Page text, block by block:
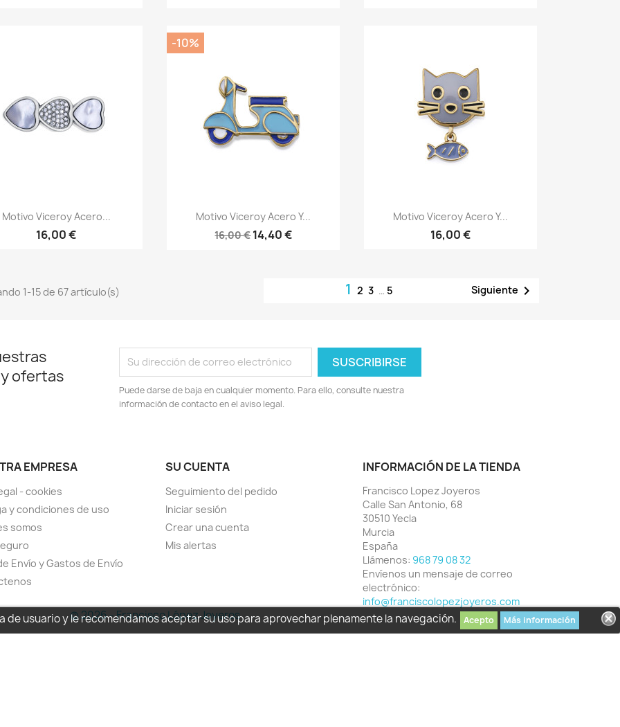
usuario y le recomendamos aceptar su uso para aprovechar plenamente la navegación. Acepto Más información
Vista rápida
Motivo Viceroy Acero...
16,00 €
Vista rápida
Motivo Viceroy Acero Y...
16,00 €14,40 €
-10%
Vista rápida
Motivo Viceroy Acero Y...
16,00 €
1-15 de 67 artículo(s) 1 2 3 … 5 Siguiente 
ofertas
Puede darse de baja en cualquier momento. Para ello, consulte nuestra
información de contacto en el aviso legal.
EMPRESA
- cookies
y condiciones de uso
somos
Envío y Gastos de Envío
SU CUENTA
Seguimiento del pedido
Iniciar sesión
Crear una cuenta
Mis alertas
INFORMACIÓN DE LA TIENDA
Francisco Lopez Joyeros
Calle San Antonio, 68
30510 Yecla
Murcia
España
Llámenos: 968 79 08 32
Envíenos un mensaje de correo
electrónico:
info@franciscolopezjoyeros.com
© 2026 - Francisco López Joyeros